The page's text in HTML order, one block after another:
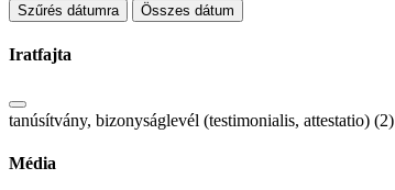
Szűrés dátumra Összes dátum
Iratfajta
tanúsítvány, bizonyságlevél (testimonialis, attestatio) (2)
Média